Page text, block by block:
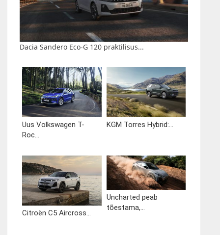
Dacia Sandero Eco-G 120 praktilisus...
Uus Volkswagen T-
Roc...
KGM Torres Hybrid:...
Citroën C5 Aircross...
Uncharted peab
tõestama,...